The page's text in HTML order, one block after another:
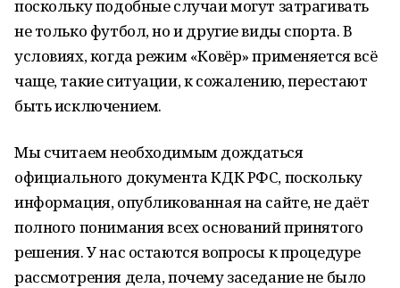
поскольку подобные случаи могут затрагивать
не только футбол, но и другие виды спорта. В
условиях, когда режим «Ковёр» применяется всё
чаще, такие ситуации, к сожалению, перестают
быть исключением.
Мы считаем необходимым дождаться
официального документа КДК РФС, поскольку
информация, опубликованная на сайте, не даёт
полного понимания всех оснований принятого
решения. У нас остаются вопросы к процедуре
рассмотрения дела, почему заседание не было